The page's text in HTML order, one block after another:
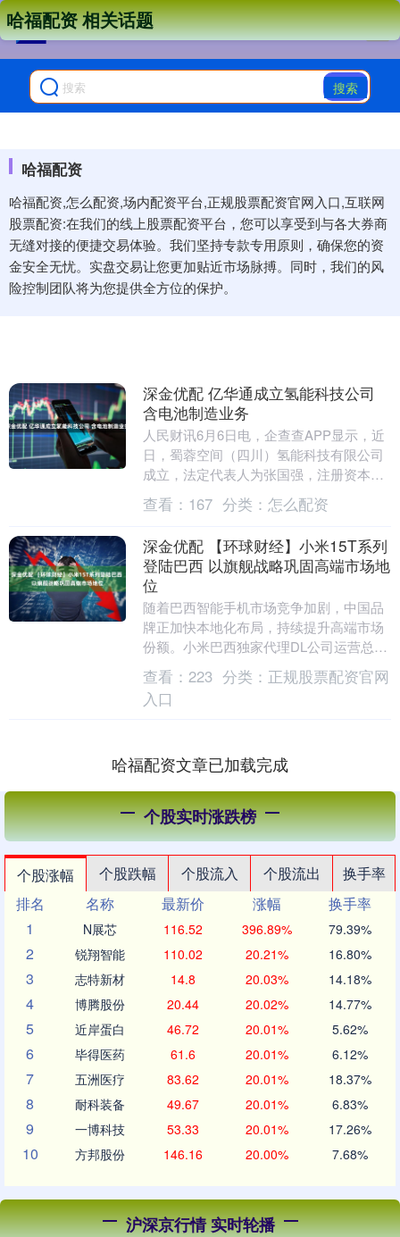
搜索
哈福配资
哈福配资,怎么配资,场内配资平台,正规股票配资官网入口,互联网
股票配资:在我们的线上股票配资平台，您可以享受到与各大券商
无缝对接的便捷交易体验。我们坚持专款专用原则，确保您的资
金安全无忧。实盘交易让您更加贴近市场脉搏。同时，我们的风
险控制团队将为您提供全方位的保护。
哈福配资 相关话题
深金优配 亿华通成立氢能科技公司
含电池制造业务
人民财讯6月6日电，企查查APP显示，近
日，蜀蓉空间（四川）氢能科技有限公司
成立，法定代表人为张国强，注册资本为
5000万元，经营范围包含：汽车零部件研
发；汽车....
查看： 167 分类： 怎么配资
深金优配 【环球财经】小米15T系列
登陆巴西 以旗舰战略巩固高端市场地
位
随着巴西智能手机市场竞争加剧，中国品
牌正加快本地化布局，持续提升高端市场
份额。小米巴西独家代理DL公司运营总监
卢西亚诺·巴尔博萨近日在小米15T系列发
布会上接受....
查看： 223 分类： 正规股票配资官网
入口
哈福配资文章已加载完成
个股实时涨跌榜
个股涨幅 个股跌幅 个股流入 个股流出
换手率
排名
名称 最新价 涨幅
换手率
1
N展芯 116.52 396.89% 79.39%
2 锐翔智能 110.02 20.21% 16.80%
3 志特新材 14.8 20.03% 14.18%
4 博腾股份 20.44 20.02% 14.77%
5 近岸蛋白 46.72 20.01% 5.62%
6 毕得医药 61.6 20.01% 6.12%
7 五洲医疗 83.62 20.01% 18.37%
8 耐科装备 49.67 20.01% 6.83%
9 一博科技 53.33 20.01% 17.26%
10 方邦股份 146.16 20.00% 7.68%
沪深京行情 实时轮播